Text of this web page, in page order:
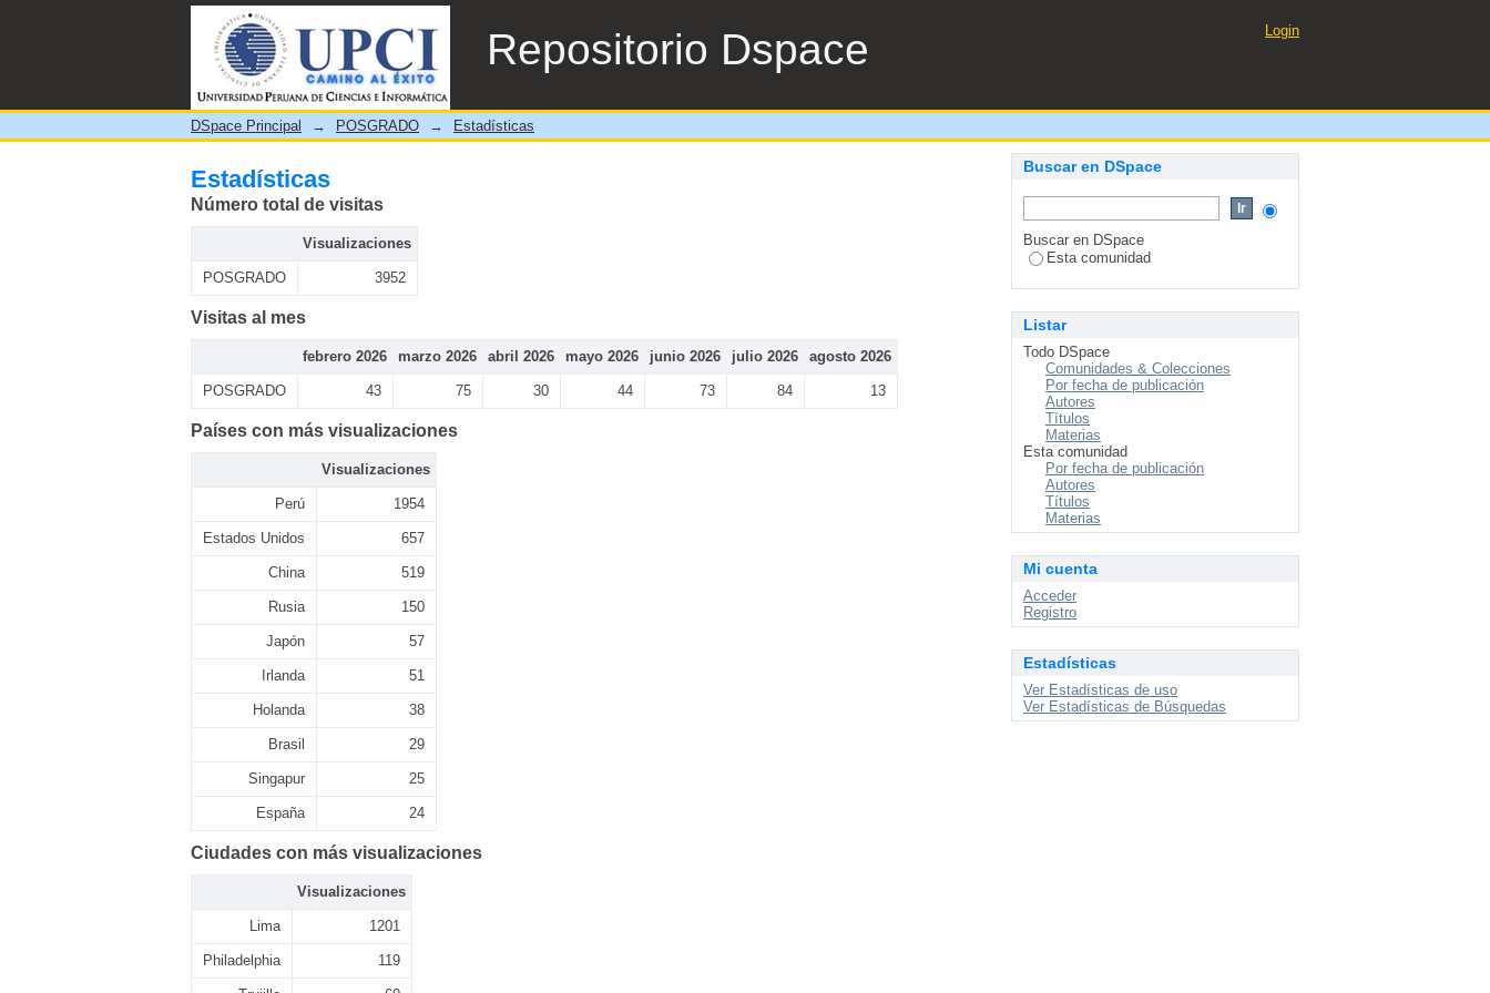
Repositorio Dspace
Estadísticas
Login
DSpace Principal → POSGRADO → Estadísticas
Estadísticas
Número total de visitas
Visualizaciones
POSGRADO 3952
Visitas al mes
febrero 2026 marzo 2026 abril 2026 mayo 2026 junio 2026 julio 2026 agosto 2026
POSGRADO 43 75 30 44 73 84 13
Países con más visualizaciones
Visualizaciones
Perú 1954
Estados Unidos 657
China 519
Rusia 150
Japón 57
Irlanda 51
Holanda 38
Brasil 29
Singapur 25
España 24
Ciudades con más visualizaciones
Visualizaciones
Lima 1201
Philadelphia 119
Buscar en DSpace
Buscar en DSpace
Esta comunidad
Listar
Todo DSpace
Comunidades & Colecciones
Por fecha de publicación
Autores
Títulos
Materias
Esta comunidad
Por fecha de publicación
Autores
Títulos
Materias
Mi cuenta
Acceder
Registro
Estadísticas
Ver Estadísticas de uso
Ver Estadísticas de Búsquedas